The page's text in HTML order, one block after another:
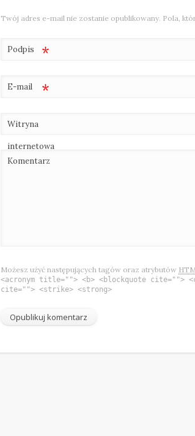
Twój adres e-mail nie zostanie opublikowany. Pola,
Podpis *
E-mail *
Witryna
internetowa
Komentarz
Możesz użyć następujących tagów oraz atrybutów
<acronym title=""> <b> <blockquote cite="">
cite=""> <strike> <strong>